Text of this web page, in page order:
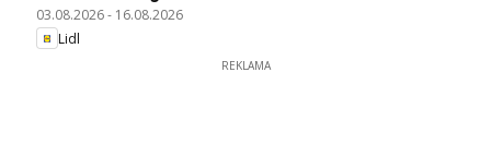
03.08.2026- 16.08.2026
Lidl
REKLAMA